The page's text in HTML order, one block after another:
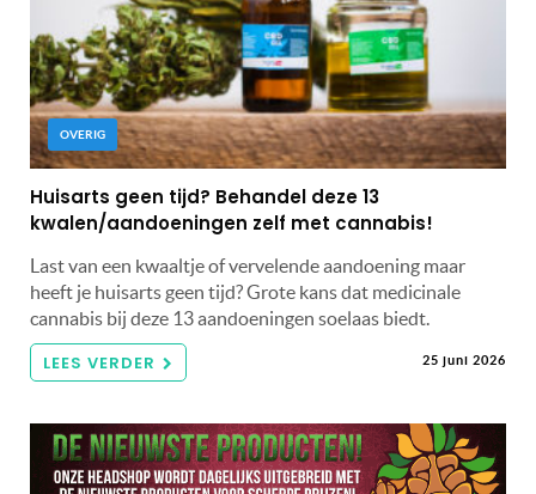
OVERIG
Huisarts geen tijd? Behandel deze 13
kwalen/aandoeningen zelf met cannabis!
Last van een kwaaltje of vervelende aandoening maar
heeft je huisarts geen tijd? Grote kans dat medicinale
cannabis bij deze 13 aandoeningen soelaas biedt.
LEES VERDER 25 juni 2026